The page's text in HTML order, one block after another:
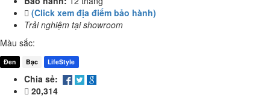
(Click xem địa điểm bảo hành)
Trải nghiệm tại showroom
Màu sắc:
Đen Bạc LifeStyle
Chia sẻ:
20,314